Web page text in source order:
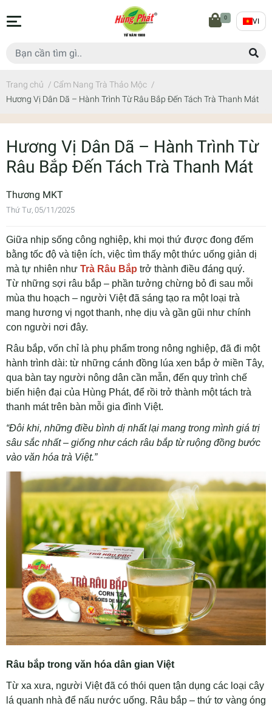
0 VI
Trang chủ / Cẩm Nang Trà Thảo Mộc /
Hương Vị Dân Dã – Hành Trình Từ Râu Bắp Đến Tách Trà Thanh Mát
Hương Vị Dân Dã – Hành Trình Từ
Râu Bắp Đến Tách Trà Thanh Mát
Thương MKT
Thứ Tư, 05/11/2025
Giữa nhịp sống công nghiệp, khi mọi thứ được đong đếm
bằng tốc độ và tiện ích, việc tìm thấy một thức uống giản dị
mà tự nhiên như Trà Râu Bắp trở thành điều đáng quý.
Từ những sợi râu bắp – phần tưởng chừng bỏ đi sau mỗi
mùa thu hoạch – người Việt đã sáng tạo ra một loại trà
mang hương vị ngọt thanh, nhẹ dịu và gần gũi như chính
con người nơi đây.
Râu bắp, vốn chỉ là phụ phẩm trong nông nghiệp, đã đi một
hành trình dài: từ những cánh đồng lúa xen bắp ở miền Tây,
qua bàn tay người nông dân cần mẫn, đến quy trình chế
biến hiện đại của Hùng Phát, để rồi trở thành một tách trà
thanh mát trên bàn mỗi gia đình Việt.
“Đôi khi, những điều bình dị nhất lại mang trong mình giá trị
sâu sắc nhất – giống như cách râu bắp từ ruộng đồng bước
vào văn hóa trà Việt.”
Râu bắp trong văn hóa dân gian Việt
Từ xa xưa, người Việt đã có thói quen tận dụng các loại cây
lá quanh nhà để nấu nước uống. Râu bắp – thứ tơ vàng óng